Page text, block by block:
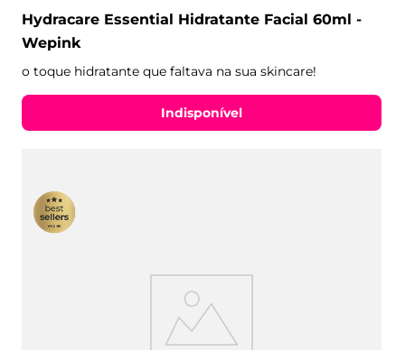
Hydracare Essential Hidratante Facial 60ml -
Wepink
o toque hidratante que faltava na sua skincare!
Indisponível